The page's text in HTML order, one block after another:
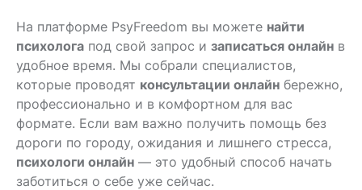
На платформе PsyFreedom вы можете найти
психолога под свой запрос и записаться онлайн в
удобное время. Мы собрали специалистов,
которые проводят консультации онлайн бережно,
профессионально и в комфортном для вас
формате. Если вам важно получить помощь без
дороги по городу, ожидания и лишнего стресса,
психологи онлайн — это удобный способ начать
заботиться о себе уже сейчас.